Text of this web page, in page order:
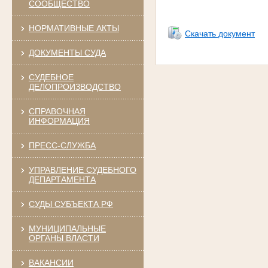
СООБЩЕСТВО
НОРМАТИВНЫЕ АКТЫ
ДОКУМЕНТЫ СУДА
СУДЕБНОЕ
ДЕЛОПРОИЗВОДСТВО
СПРАВОЧНАЯ
ИНФОРМАЦИЯ
ПРЕСС-СЛУЖБА
УПРАВЛЕНИЕ СУДЕБНОГО
ДЕПАРТАМЕНТА
СУДЫ СУБЪЕКТА РФ
МУНИЦИПАЛЬНЫЕ
ОРГАНЫ ВЛАСТИ
ВАКАНСИИ
Скачать документ